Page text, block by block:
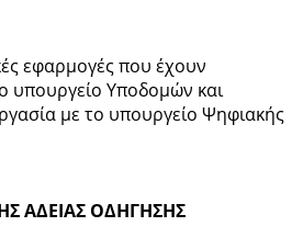
εφαρμογές που έχουν
υπουργείο Υποδομών και
με το υπουργείο Ψηφιακής
ΑΔΕΙΑΣ ΟΔΗΓΗΣΗΣ